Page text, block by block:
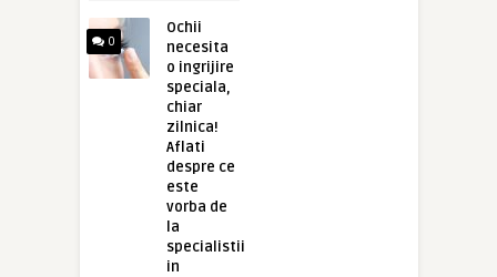
0
Ochii
necesita
o ingrijire
speciala,
chiar
zilnica!
Aflati
despre ce
este
vorba de
la
specialistii
in